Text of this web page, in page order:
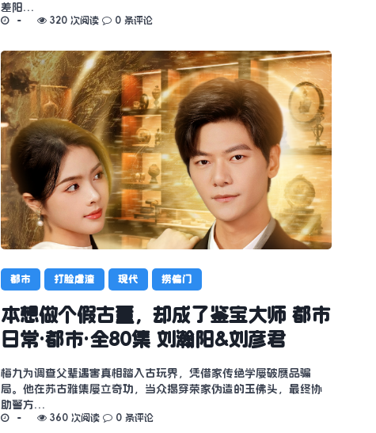
差阳…
320 次阅读 0 条评论
都市 打脸虐渣 现代 捞偏门
本想做个假古董，却成了鉴宝大师 都市
日常·都市·全80集 刘瀚阳&刘彦君
梅九为调查父辈遇害真相踏入古玩界，凭借家传绝学屡破赝品骗
局。他在苏古雅集屡立奇功，当众揭穿荣家伪造的玉佛头，最终协
助警方…
360 次阅读 0 条评论